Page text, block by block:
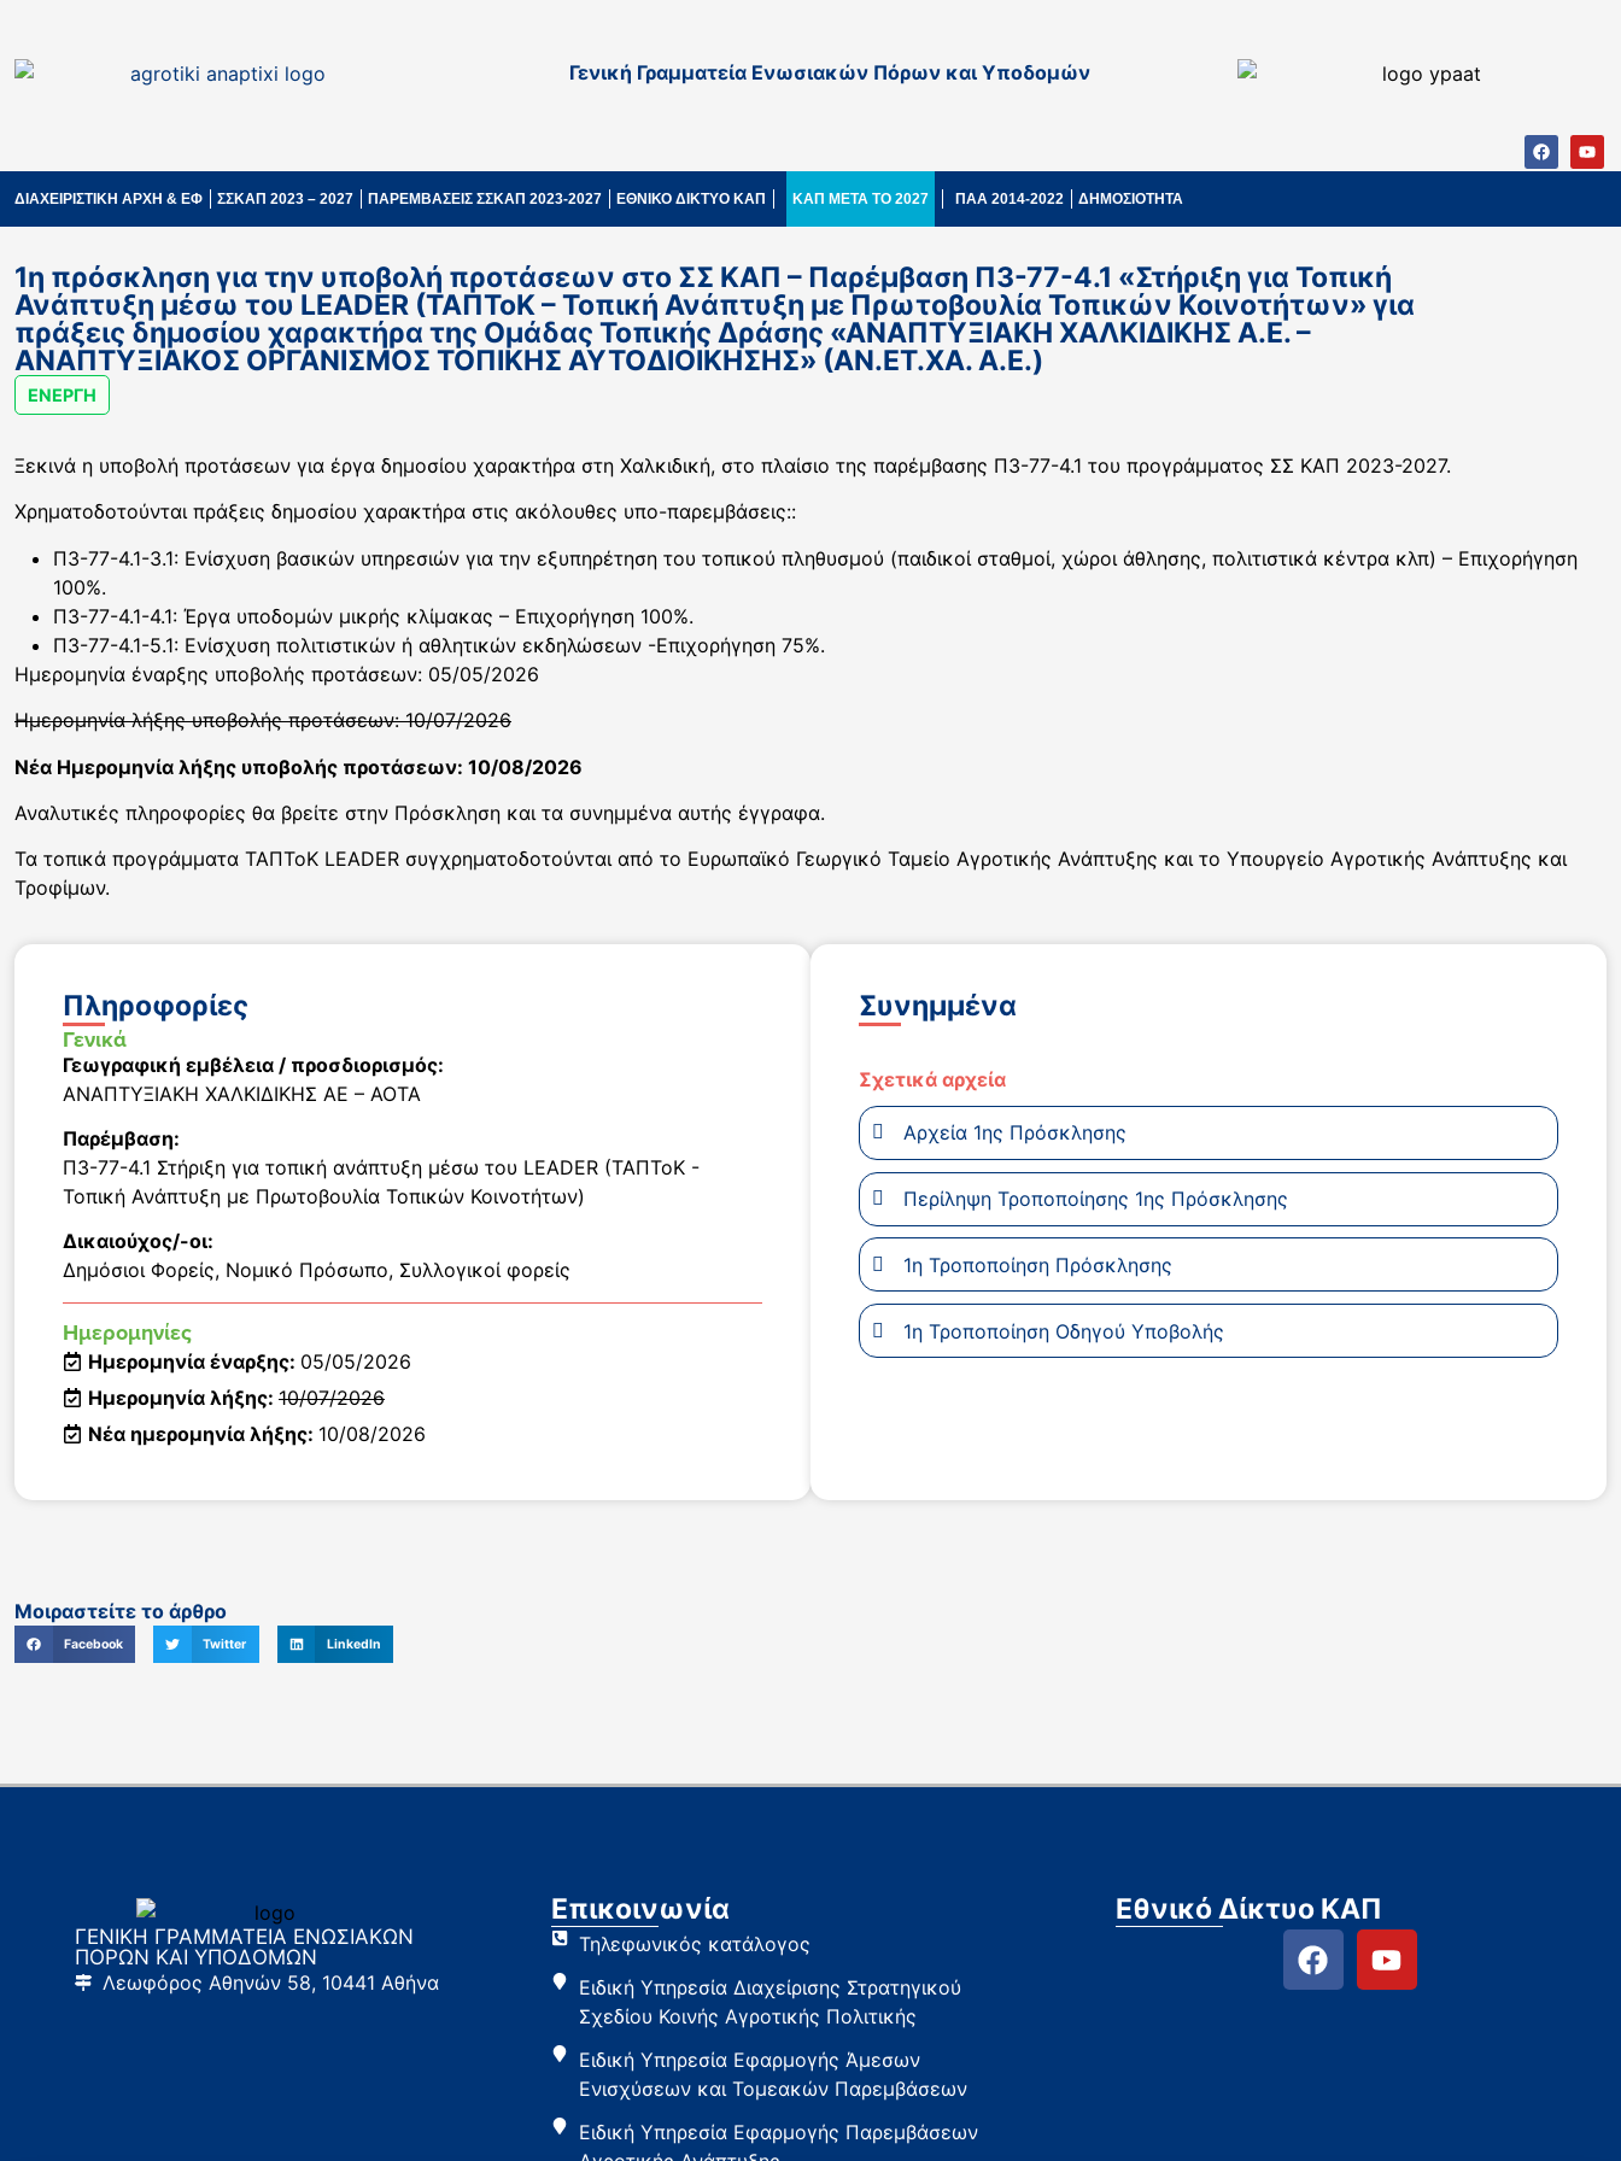
Γενική Γραμματεία Ενωσιακών Πόρων και Υποδομών
ΔΙΑΧΕΙΡΙΣΤΙΚΗ ΑΡΧΗ & ΕΦ ΣΣΚΑΠ 2023 – 2027 ΠΑΡΕΜΒΑΣΕΙΣ ΣΣΚΑΠ 2023-2027 ΕΘΝΙΚΟ ΔΙΚΤΥΟ ΚΑΠ ΚΑΠ ΜΕΤΑ ΤΟ 2027 ΠΑΑ 2014-2022 ΔΗΜΟΣΙΟΤΗΤΑ
1η πρόσκληση για την υποβολή προτάσεων στο ΣΣ ΚΑΠ – Παρέμβαση Π3-77-4.1 «Στήριξη για Τοπική
Ανάπτυξη μέσω του LEADER (ΤΑΠΤοΚ – Τοπική Ανάπτυξη με Πρωτοβουλία Τοπικών Κοινοτήτων» για
πράξεις δημοσίου χαρακτήρα της Ομάδας Τοπικής Δράσης «ΑΝΑΠΤΥΞΙΑΚΗ ΧΑΛΚΙΔΙΚΗΣ Α.Ε. –
ΑΝΑΠΤΥΞΙΑΚΟΣ ΟΡΓΑΝΙΣΜΟΣ ΤΟΠΙΚΗΣ ΑΥΤΟΔΙΟΙΚΗΣΗΣ» (ΑΝ.ΕΤ.ΧΑ. Α.Ε.)
ΕΝΕΡΓΗ
Ξεκινά η υποβολή προτάσεων για έργα δημοσίου χαρακτήρα στη Χαλκιδική, στο πλαίσιο της παρέμβασης Π3-77-4.1 του προγράμματος ΣΣ ΚΑΠ 2023-2027.
Χρηματοδοτούνται πράξεις δημοσίου χαρακτήρα στις ακόλουθες υπο-παρεμβάσεις::
Π3-77-4.1-3.1: Ενίσχυση βασικών υπηρεσιών για την εξυπηρέτηση του τοπικού πληθυσμού (παιδικοί σταθμοί, χώροι άθλησης, πολιτιστικά κέντρα κλπ) – Επιχορήγηση
100%.
Π3-77-4.1-4.1: Έργα υποδομών μικρής κλίμακας – Επιχορήγηση 100%.
Π3-77-4.1-5.1: Ενίσχυση πολιτιστικών ή αθλητικών εκδηλώσεων -Επιχορήγηση 75%.
Ημερομηνία έναρξης υποβολής προτάσεων: 05/05/2026
Ημερομηνία λήξης υποβολής προτάσεων: 10/07/2026
Νέα Ημερομηνία λήξης υποβολής προτάσεων: 10/08/2026
Αναλυτικές πληροφορίες θα βρείτε στην Πρόσκληση και τα συνημμένα αυτής έγγραφα.
Τα τοπικά προγράμματα ΤΑΠΤοΚ LEADER συγχρηματοδοτούνται από το Ευρωπαϊκό Γεωργικό Ταμείο Αγροτικής Ανάπτυξης και το Υπουργείο Αγροτικής Ανάπτυξης και
Τροφίμων.
Πληροφορίες
Γενικά
Γεωγραφική εμβέλεια / προσδιορισμός:
ΑΝΑΠΤΥΞΙΑΚΗ ΧΑΛΚΙΔΙΚΗΣ ΑΕ – ΑΟΤΑ
Παρέμβαση:
Π3-77-4.1 Στήριξη για τοπική ανάπτυξη μέσω του LEADER (ΤΑΠΤοΚ -
Τοπική Ανάπτυξη με Πρωτοβουλία Τοπικών Κοινοτήτων)
Δικαιούχος/-οι:
Δημόσιοι Φορείς, Νομικό Πρόσωπο, Συλλογικοί φορείς
Ημερομηνίες
Ημερομηνία έναρξης: 05/05/2026
Ημερομηνία λήξης: 10/07/2026
Νέα ημερομηνία λήξης: 10/08/2026
Συνημμένα
Σχετικά αρχεία
Αρχεία 1ης Πρόσκλησης
Περίληψη Τροποποίησης 1ης Πρόσκλησης
1η Τροποποίηση Πρόσκλησης
1η Τροποποίηση Οδηγού Υποβολής
Μοιραστείτε το άρθρο
Facebook Twitter LinkedIn
ΓΕΝΙΚΗ ΓΡΑΜΜΑΤΕΙΑ ΕΝΩΣΙΑΚΩΝ
ΠΟΡΩΝ ΚΑΙ ΥΠΟΔΟΜΩΝ
Λεωφόρος Αθηνών 58, 10441 Αθήνα
Επικοινωνία
Τηλεφωνικός κατάλογος
Ειδική Υπηρεσία Διαχείρισης Στρατηγικού
Σχεδίου Κοινής Αγροτικής Πολιτικής
Ειδική Υπηρεσία Εφαρμογής Άμεσων
Ενισχύσεων και Τομεακών Παρεμβάσεων
Ειδική Υπηρεσία Εφαρμογής Παρεμβάσεων
Εθνικό Δίκτυο ΚΑΠ